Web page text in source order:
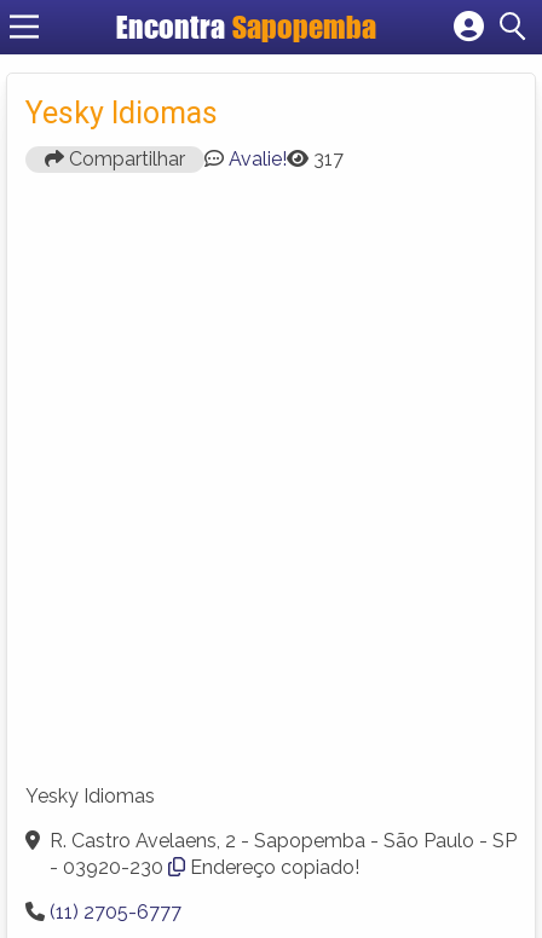
Encontra Sapopemba
Cadastrar empresa
Yesky Idiomas
Compartilhar Avalie! 317
Yesky Idiomas
R. Castro Avelaens, 2 - Sapopemba - São Paulo - SP
- 03920-230
Endereço copiado!
(11) 2705-6777